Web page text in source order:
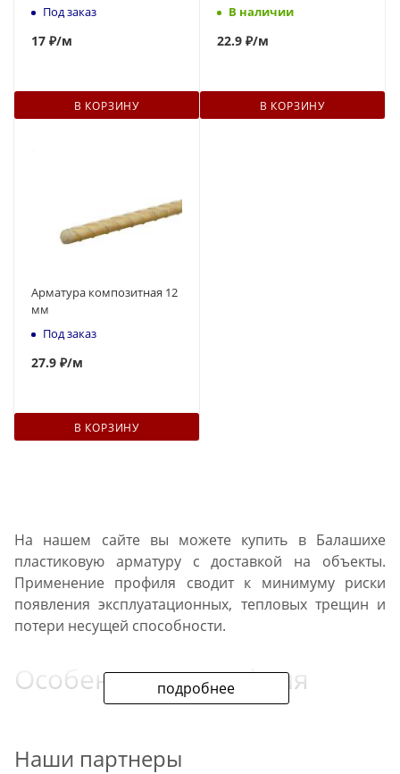
Под заказ
17 ₽/м
В КОРЗИНУ
В наличии
22.9 ₽/м
В КОРЗИНУ
Арматура композитная 12
мм
Под заказ
27.9 ₽/м
В КОРЗИНУ
подробнее
На нашем сайте вы можете купить в Балашихе
пластиковую арматуру с доставкой на объекты.
Применение профиля сводит к минимуму риски
появления эксплуатационных, тепловых трещин и
потери несущей способности.
Особенности профиля
арматура имеет следующие характеристики:
Наши партнеры